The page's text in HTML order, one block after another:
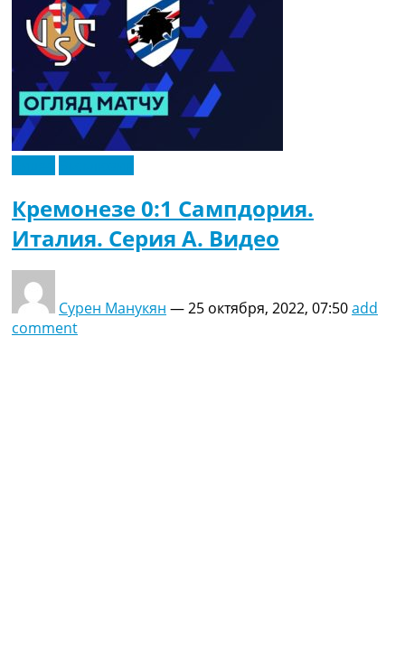
Кремонезе 0:1 Сампдория.
Италия. Серия A. Видео
Сурен Манукян —25 октября, 2022, 07:50add
comment